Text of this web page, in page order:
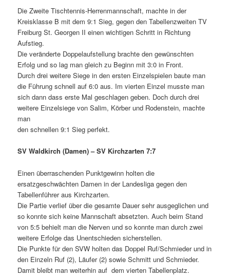
Die Zweite Tischtennis-Herrenmannschaft, machte in der
Kreisklasse B mit dem 9:1 Sieg, gegen den Tabellenzweiten TV
Freiburg St. Georgen II einen wichtigen Schritt in Richtung
Aufstieg.
Die veränderte Doppelaufstellung brachte den gewünschten
Erfolg und so lag man gleich zu Beginn mit 3:0 in Front.
Durch drei weitere Siege in den ersten Einzelspielen baute man
die Führung schnell auf 6:0 aus. Im vierten Einzel musste man
sich dann dass erste Mal geschlagen geben. Doch durch drei
weitere Einzelsiege von Salim, Körber und Rodenstein, machte
man
den schnellen 9:1 Sieg perfekt.
SV Waldkirch (Damen) – SV Kirchzarten 7:7
Einen überraschenden Punktgewinn holten die
ersatzgeschwächten Damen in der Landesliga gegen den
Tabellenführer aus Kirchzarten.
Die Partie verlief über die gesamte Dauer sehr ausgeglichen und
so konnte sich keine Mannschaft absetzten. Auch beim Stand
von 5:5 behielt man die Nerven und so konnte man durch zwei
weitere Erfolge das Unentschieden sicherstellen.
Die Punkte für den SVW holten das Doppel Ruf/Schmieder und in
den Einzeln Ruf (2), Läufer (2) sowie Schmitt und Schmieder.
Damit bleibt man weiterhin auf dem vierten Tabellenplatz.